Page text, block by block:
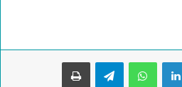
لينكدإن واتساب تيلقرام طباعة